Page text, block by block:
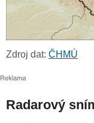
Zdroj dat: ČHMÚ
Radarový